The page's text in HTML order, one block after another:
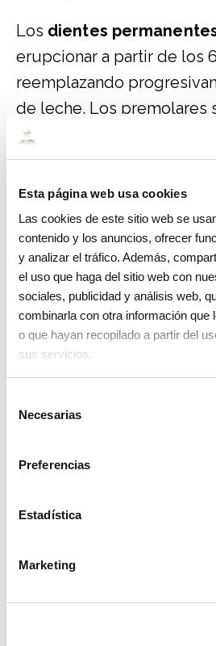
Esta página web usa cookies
Las cookies de este sitio web se
contenido y los anuncios, ofrecer
y analizar el tráfico. Además,
el uso que haga del sitio web con
sociales, publicidad y análisis web,
combinarla con otra información que
o que hayan recopilado a partir del
sus servicios.
Necesarias
Preferencias
Estadística
Marketing
Los dientes
erupcionar a partir de los
reemplazando
de leche. Los premolares
los 9 y 12 años, mientras
juicio pueden aparecer
años.
Cuidados esenciales
A pesar de que los
temporales, es
buenahigiene bucal
diente. Los niños deben
suave y una cantidad
evitar que los niños
azucarados antes de
caries dental.
¿Cómo aliviar las
puede ser